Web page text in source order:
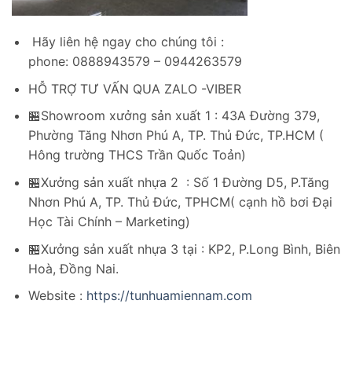
Hãy liên hệ ngay cho chúng tôi :
phone: 0888943579 – 0944263579
HỖ TRỢ TƯ VẤN QUA ZALO -VIBER
🏪Showroom xưởng sản xuất 1 : 43A Đường 379,
Phường Tăng Nhơn Phú A, TP. Thủ Đức, TP.HCM (
Hông trường THCS Trần Quốc Toản)
🏪Xưởng sản xuất nhựa 2 : Số 1 Đường D5, P.Tăng
Nhơn Phú A, TP. Thủ Đức, TPHCM( cạnh hồ bơi Đại
Học Tài Chính – Marketing)
🏪Xưởng sản xuất nhựa 3 tại : KP2, P.Long Bình, Biên
Hoà, Đồng Nai.
Website : https://tunhuamiennam.com